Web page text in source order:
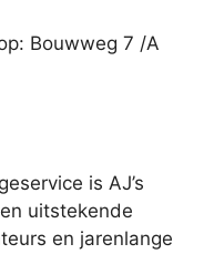
Bouwweg 7 /A
is AJ’s
uitstekende
en jarenlange